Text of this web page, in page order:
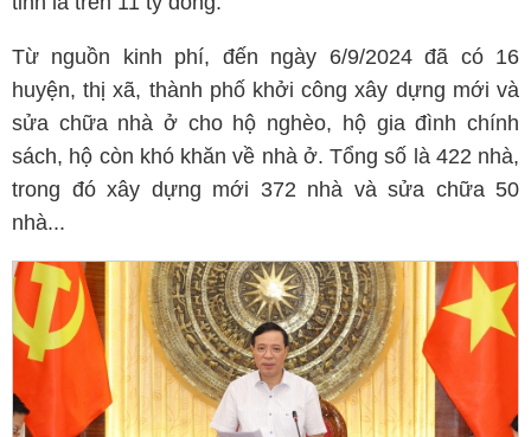
Từ nguồn kinh phí, đến ngày 6/9/2024 đã có 16
huyện, thị xã, thành phố khởi công xây dựng mới và
sửa chữa nhà ở cho hộ nghèo, hộ gia đình chính
sách, hộ còn khó khăn về nhà ở. Tổng số là 422 nhà,
trong đó xây dựng mới 372 nhà và sửa chữa 50
nhà...